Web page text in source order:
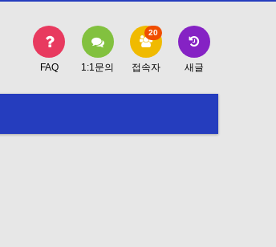
FAQ 1:1문의 접속자
20
새글